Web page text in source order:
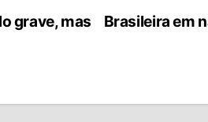
Brasileira em
grave, mas